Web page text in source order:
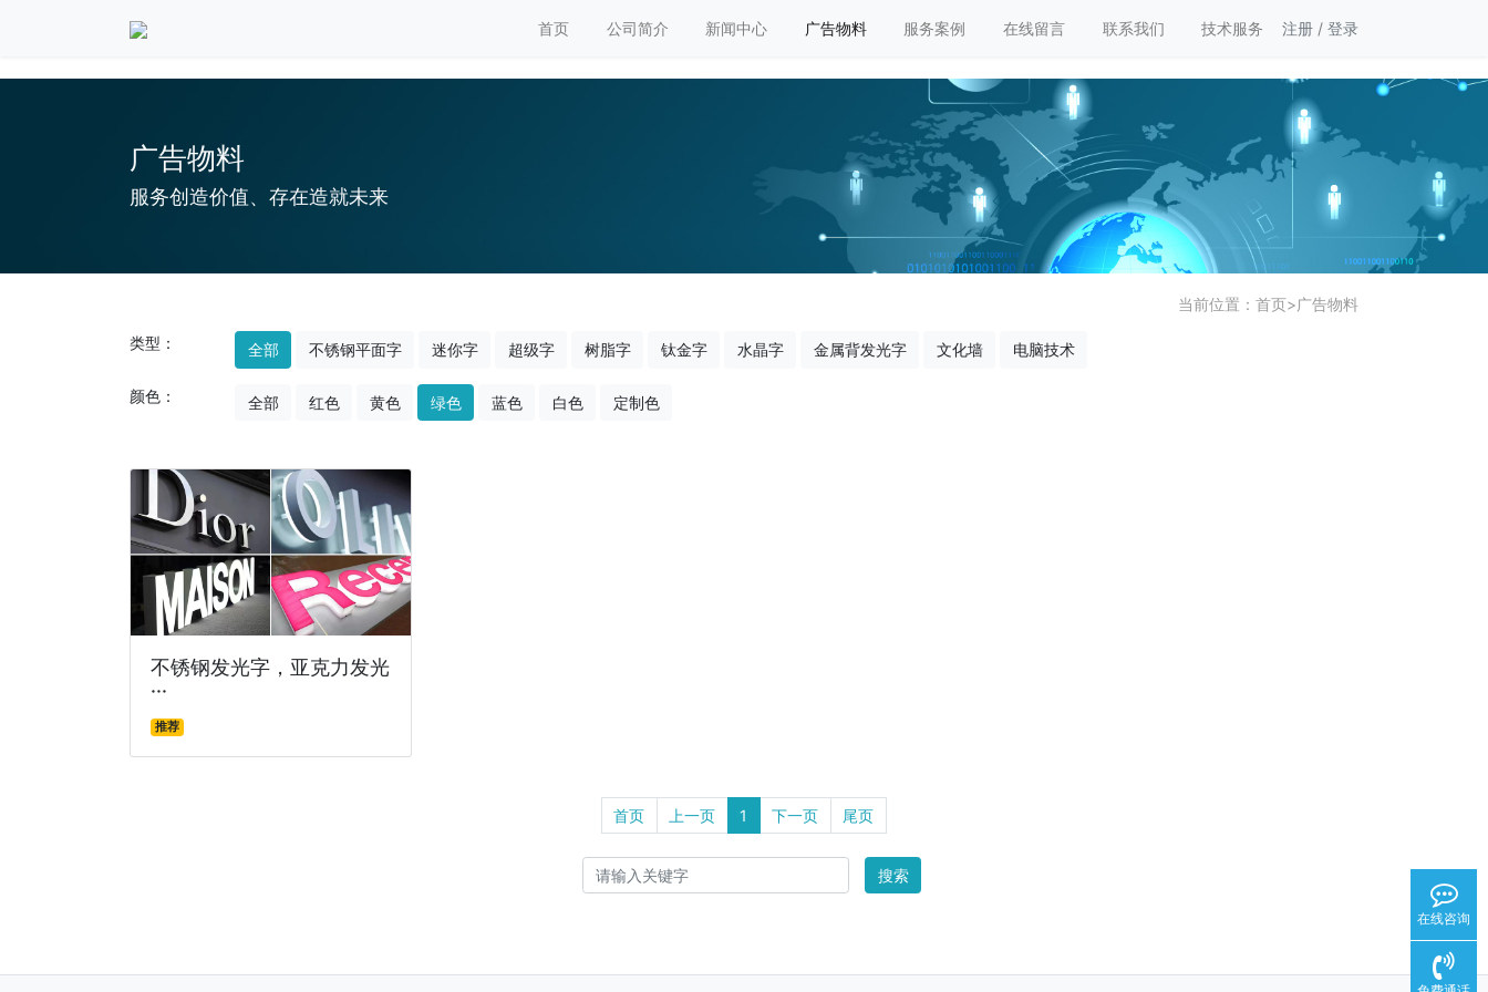
首页 公司简介 新闻中心 广告物料 服务案例 在线留言 联系我们 技术服务 注册 / 登录
广告物料
服务创造价值、存在造就未来
当前位置： 首页>广告物料
类型： 全部 不锈钢平面字 迷你字 超级字 树脂字 钛金字 水晶字 金属背发光字 文化墙 电脑技术
颜色： 全部 红色 黄色 绿色 蓝色 白色 定制色
不锈钢发光字，亚克力发光
···
推荐
首页 上一页 1 下一页 尾页
搜索
在线咨询